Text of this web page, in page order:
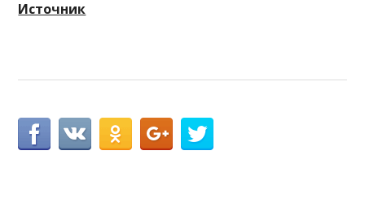
Источник